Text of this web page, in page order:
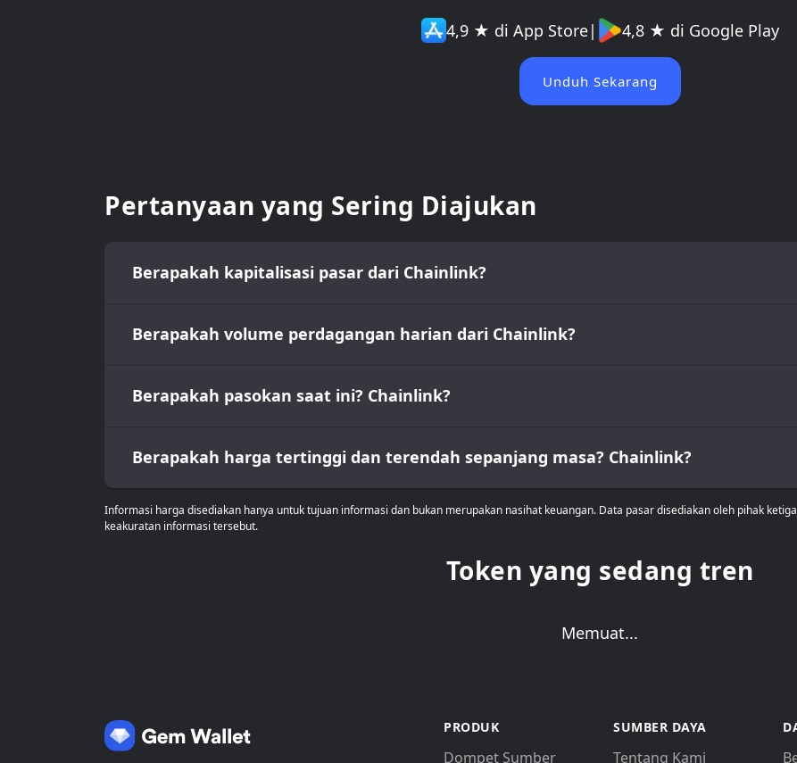
4,9 ★ di App Store| 4,8 ★ di Google Play
Unduh Sekarang
Pertanyaan yang Sering Diajukan
Berapakah kapitalisasi pasar dari Chainlink?
Berapakah volume perdagangan harian dari Chainlink?
Berapakah pasokan saat ini? Chainlink?
Berapakah harga tertinggi dan terendah sepanjang masa? Chainlink?
Informasi harga disediakan hanya untuk tujuan informasi dan bukan merupakan nasihat keuangan. Data pasar disediakan oleh pihak
keakuratan informasi tersebut.
Token yang sedang tren
Memuat...
PRODUK
Dompet Sumber
SUMBER DAYA
Tentang Kami